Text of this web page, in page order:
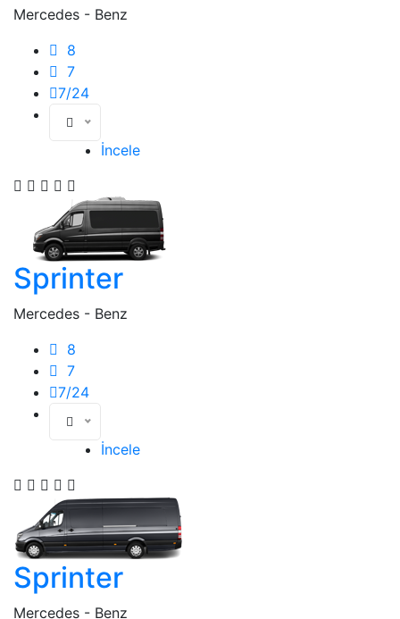
Mercedes - Benz
8
7
7/24
İncele
Sprinter
Mercedes - Benz
8
7
7/24
İncele
Sprinter
Mercedes - Benz